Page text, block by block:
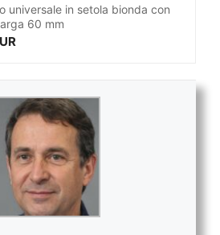
universale in setola bionda con
60 mm